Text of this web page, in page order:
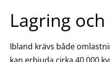
Lagring
Ibland krävs både